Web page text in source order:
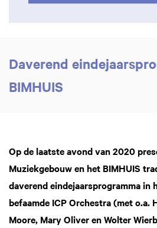
Daverend
BIMHUIS
Op de laatste avond van 2020
Muziekgebouw en het BIMHUIS
daverend eindejaarsprogramma in
befaamde ICP Orchestra (met o.a.
Moore, Mary Oliver en Wolter